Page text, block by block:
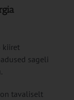
kiiret
sageli
tavaliselt